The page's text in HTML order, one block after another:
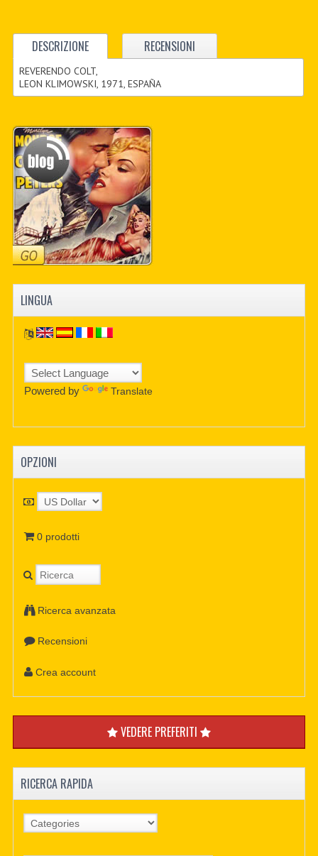
DESCRIZIONE RECENSIONI
REVERENDO COLT,
LEON KLIMOWSKI, 1971, ESPAÑA
LINGUA
Powered by Translate
OPZIONI
0 prodotti
Ricerca avanzata
Recensioni
Crea account
VEDERE PREFERITI
RICERCA RAPIDA